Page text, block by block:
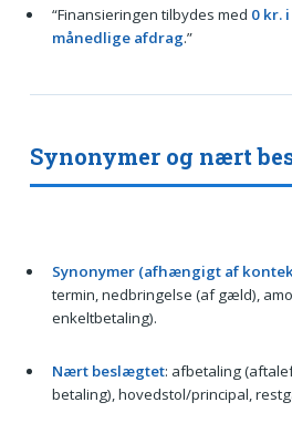
“Finansieringen tilbydes med 0 kr.
månedlige afdrag.”
Synonymer og nært
Synonymer (afhængigt af
termin, nedbringelse (af gæld),
enkeltbetaling).
Nært beslægtet: afbetaling
betaling), hovedstol/principal,